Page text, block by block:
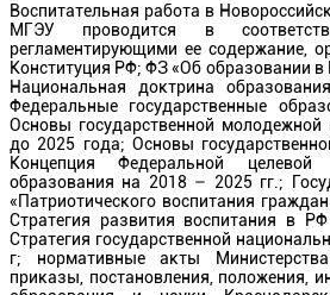
Воспитательная работа в
МГЭУ проводится в
регламентирующими ее содержание,
Конституция РФ; ФЗ «Об образовании в
Национальная доктрина
Федеральные государственные
Основы государственной
до 2025 года; Основы
Концепция Федеральной
образования на 2018 – 2025 гг.;
«Патриотического воспитания
Стратегия развития воспитания в
Стратегия государственной
г; нормативные акты
приказы, постановления, положения,